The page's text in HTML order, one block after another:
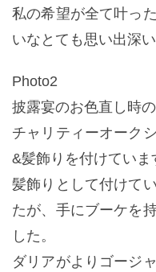
私の希望が全て叶っ
いなとても思い出深
Photo2
披露宴のお色直し時
チャリティーオーク
&髪飾りを付けていま
髪飾りとして付けて
たが、手にブーケを
した。
ダリアがよりゴージ